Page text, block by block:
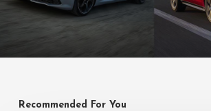
Recommended For You